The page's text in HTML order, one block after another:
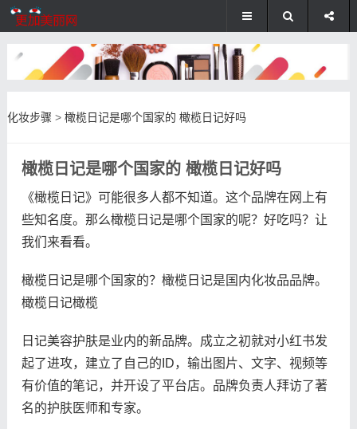
化妆步骤 > 橄榄日记是哪个国家的 橄榄日记好吗
橄榄日记是哪个国家的 橄榄日记好吗
《橄榄日记》可能很多人都不知道。这个品牌在网上有
些知名度。那么橄榄日记是哪个国家的呢？好吃吗？让
我们来看看。
橄榄日记是哪个国家的？橄榄日记是国内化妆品品牌。
橄榄日记橄榄
日记美容护肤是业内的新品牌。成立之初就对小红书发
起了进攻，建立了自己的ID，输出图片、文字、视频等
有价值的笔记，并开设了平台店。品牌负责人拜访了著
名的护肤医师和专家。